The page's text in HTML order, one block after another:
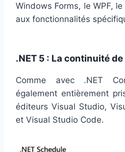
Windows Forms, le WPF,
aux fonctionnalités
.NET 5 : La continuité de
Comme avec .NET
également entièrement
éditeurs Visual Studio,
et Visual Studio Code.